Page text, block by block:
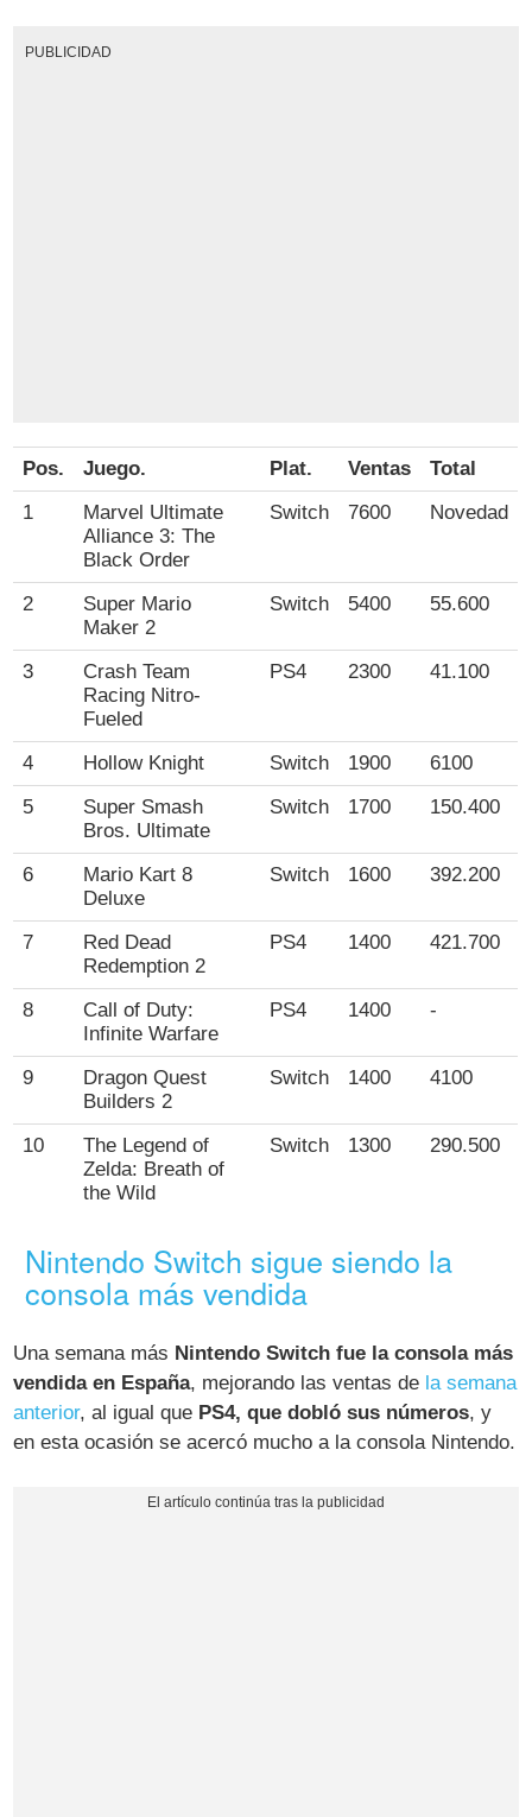
PUBLICIDAD
Pos. Juego. Plat. Ventas
Total
1
Marvel Ultimate
Alliance 3: The
Black Order
Switch 7600 Novedad
2
Super Mario
Maker 2
Switch 5400 55.600
3
Crash Team
Racing Nitro-
Fueled
PS4 2300 41.100
4 Hollow Knight Switch 1900
6100
5
Super Smash
Bros. Ultimate
Switch 1700 150.400
6
Mario Kart 8
Deluxe
Switch 1600 392.200
7
Red Dead
Redemption 2
PS4 1400 421.700
8
Call of Duty:
Infinite Warfare
PS4 1400 -
9
Dragon Quest
Builders 2
Switch 1400 4100
10
The Legend of
Zelda: Breath of
the Wild
Switch 1300 290.500
Nintendo Switch sigue siendo la
consola más vendida
Una semana más Nintendo Switch fue la consola más
vendida en España, mejorando las ventas de la semana
anterior, al igual que PS4, que dobló sus números, y
en esta ocasión se acercó mucho a la consola Nintendo.